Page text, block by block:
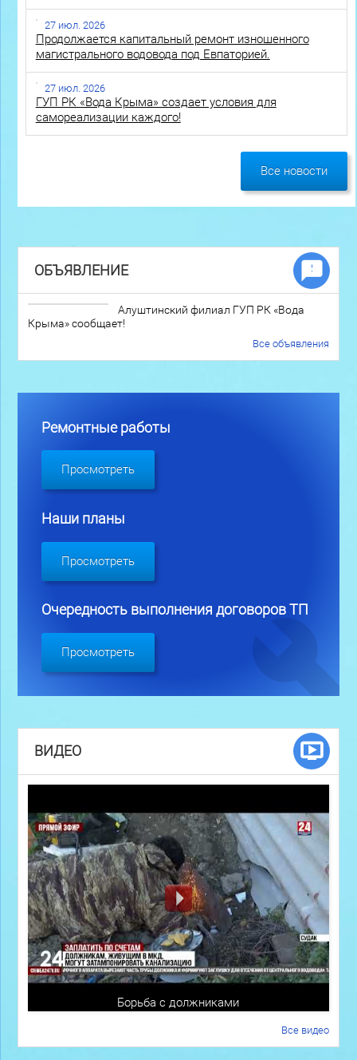
27 июл. 2026
Продолжается капитальный ремонт изношенного
магистрального водовода под Евпаторией.
27 июл. 2026
ГУП РК «Вода Крыма» создает условия для
самореализации каждого!
Все новости
ОБЪЯВЛЕНИЕ
Алуштинский филиал ГУП РК «Вода
Крыма» сообщает!
Все объявления
Ремонтные работы
Просмотреть
Наши планы
Просмотреть
Очередность выполнения договоров ТП
Просмотреть
ВИДЕО
Борьба с должниками
Все видео